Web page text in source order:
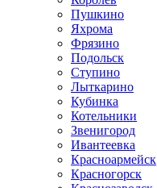
Пушкино
Яхрома
Фрязино
Подольск
Ступино
Лыткарино
Кубинка
Котельники
Звенигород
Ивантеевка
Красноармейск
Красногорск